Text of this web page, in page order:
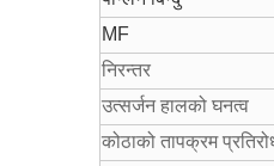
MF
निरन्तर
उत्सर्जन हालको घनत्व
कोठाको तापक्रम